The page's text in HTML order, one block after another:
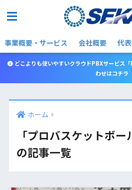
事業概要・サービス 会社概要 代
どこよりも使いやすいクラウドPBXサービス
わせはコチラ
ホーム
「プロバスケットボー
の記事一覧